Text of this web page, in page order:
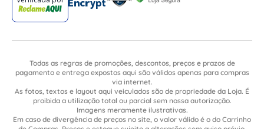
Todas as regras de promoções, descontos, preços e prazos de
pagamento e entrega expostos aqui são válidos apenas para compras
via internet.
As fotos, textos e layout aqui veiculados são de propriedade da Loja. É
proibida a utilização total ou parcial sem nossa autorização.
Imagens meramente ilustrativas.
Em caso de divergência de preços no site, o valor válido é o do Carrinho